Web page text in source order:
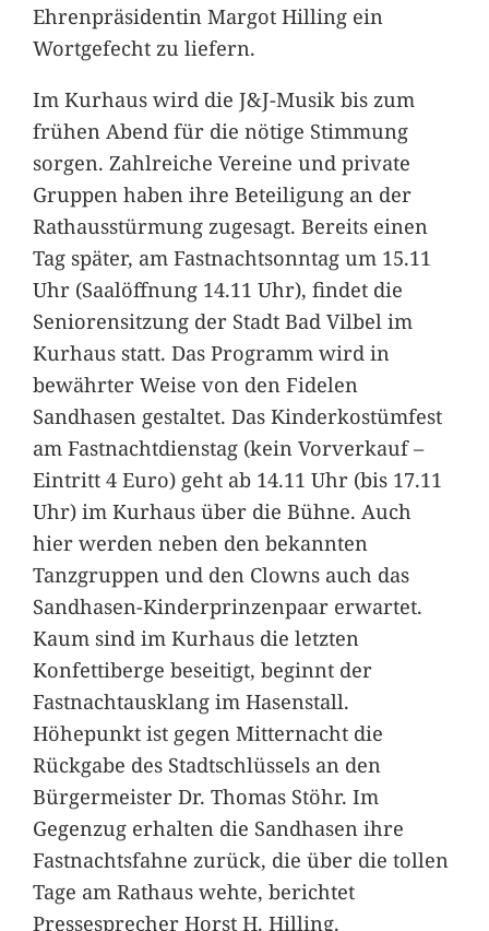
Ehrenpräsidentin Margot Hilling ein
Wortgefecht zu liefern.
Im Kurhaus wird die J&J-Musik bis zum
frühen Abend für die nötige Stimmung
sorgen. Zahlreiche Vereine und private
Gruppen haben ihre Beteiligung an der
Rathausstürmung zugesagt. Bereits einen
Tag später, am Fastnachtsonntag um 15.11
Uhr (Saalöffnung 14.11 Uhr), findet die
Seniorensitzung der Stadt Bad Vilbel im
Kurhaus statt. Das Programm wird in
bewährter Weise von den Fidelen
Sandhasen gestaltet. Das Kinderkostümfest
am Fastnachtdienstag (kein Vorverkauf –
Eintritt 4 Euro) geht ab 14.11 Uhr (bis 17.11
Uhr) im Kurhaus über die Bühne. Auch
hier werden neben den bekannten
Tanzgruppen und den Clowns auch das
Sandhasen-Kinderprinzenpaar erwartet.
Kaum sind im Kurhaus die letzten
Konfettiberge beseitigt, beginnt der
Fastnachtausklang im Hasenstall.
Höhepunkt ist gegen Mitternacht die
Rückgabe des Stadtschlüssels an den
Bürgermeister Dr. Thomas Stöhr. Im
Gegenzug erhalten die Sandhasen ihre
Fastnachtsfahne zurück, die über die tollen
Tage am Rathaus wehte, berichtet
Pressesprecher Horst H. Hilling.